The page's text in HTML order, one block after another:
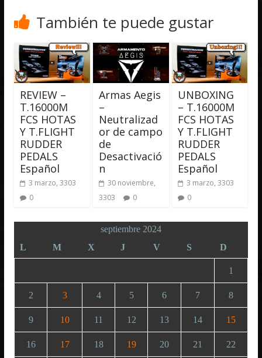
También te puede gustar
REVIEW –
T.16000M
FCS HOTAS
Y T.FLIGHT
RUDDER
PEDALS
Español
3 marzo, 3303
0
Armas Aegis
–
Neutralizad
or de campo
de
Desactivació
n
30 noviembre,
3303
0
UNBOXING
– T.16000M
FCS HOTAS
Y T.FLIGHT
RUDDER
PEDALS
Español
3 marzo, 3303
0
septiembre 2024
L
M X J V S D
1
2 3 4 5 6 7 8
9 10 11 12 13 14 15
16 17 18 19 20 21 22